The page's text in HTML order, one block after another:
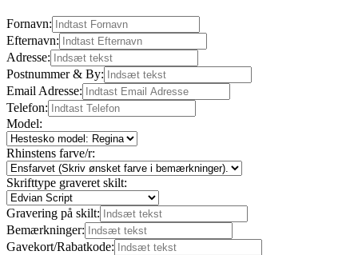
Fornavn:
Efternavn:
Adresse:
Postnummer & By:
Email Adresse:
Telefon:
Model:
Rhinstens farve/r:
Skrifttype graveret skilt:
Gravering på skilt:
Bemærkninger:
Gavekort/Rabatkode: